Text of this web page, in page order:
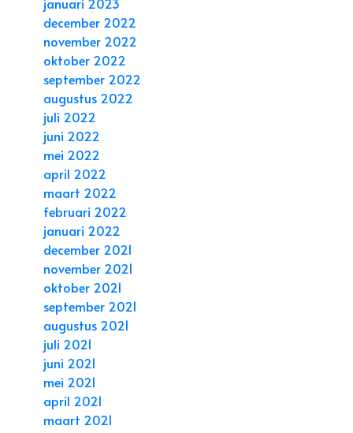
december 2022
november 2022
oktober 2022
september 2022
augustus 2022
juli 2022
juni 2022
mei 2022
april 2022
maart 2022
februari 2022
januari 2022
december 2021
november 2021
oktober 2021
september 2021
augustus 2021
juli 2021
juni 2021
mei 2021
april 2021
maart 2021